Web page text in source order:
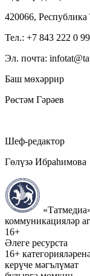
420066, Республика
Тел.: +7 843 222 0
Эл. почта:
Баш мөхәррир
Рөстәм Гәрәев
Шеф-редактор
Гөлүзә Ибраһимова
коммуникацияләр
16+
Әлеге ресурста
16+
керүче мәгълүмат